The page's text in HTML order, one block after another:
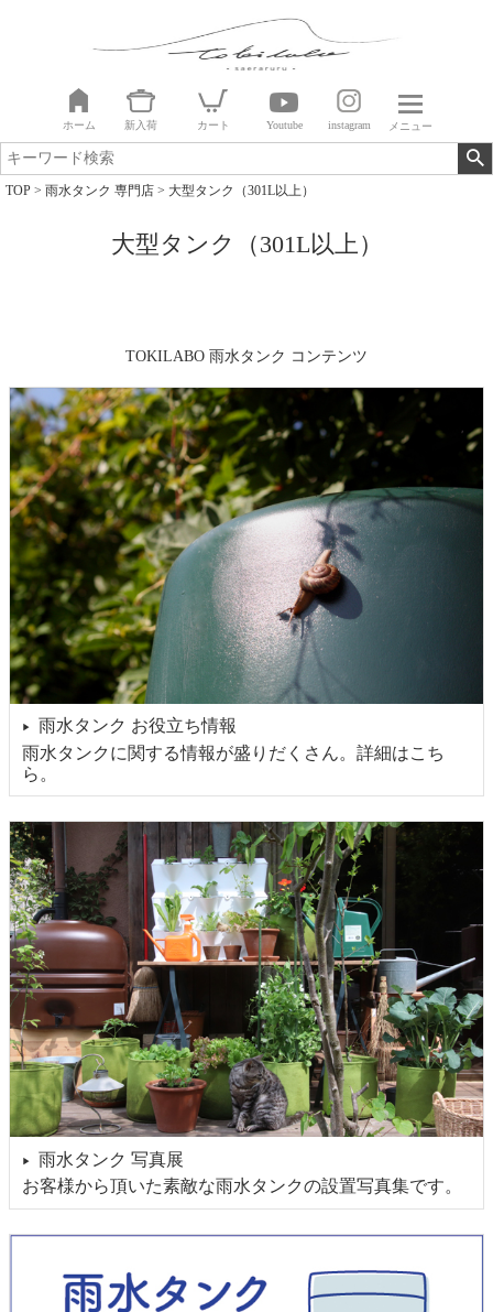
ホーム 新入荷 カート Youtube instagram メニュー
TOP 雨水タンク 専門店 大型タンク（301L以上）
大型タンク（301L以上）
TOKILABO 雨水タンク コンテンツ
▶
雨水タンク お役立ち情報
雨水タンクに関する情報が盛りだくさん。詳細はこち
ら。
▶
雨水タンク 写真展
お客様から頂いた素敵な雨水タンクの設置写真集です。